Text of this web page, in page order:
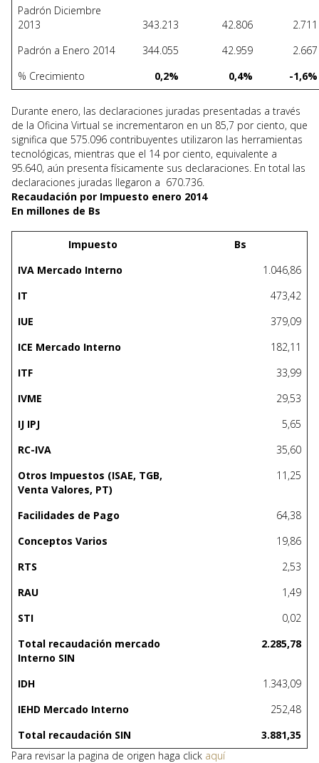
Padrón Diciembre
2013
343.213 42.806
2.711
Padrón a Enero 2014
344.055 42.959
2.667
% Crecimiento
0,2% 0,4% -1,6%
Durante enero, las declaraciones juradas presentadas a través
de la Oficina Virtual se incrementaron en un 85,7 por ciento, que
significa que 575.096 contribuyentes utilizaron las herramientas
tecnológicas, mientras que el 14 por ciento, equivalente a
95.640, aún presenta físicamente sus declaraciones. En total las
declaraciones juradas llegaron a 670.736.
Recaudación por Impuesto enero 2014
En millones de Bs
Impuesto
Bs
IVA Mercado Interno
1.046,86
IT
473,42
IUE
379,09
ICE Mercado Interno
182,11
ITF
33,99
IVME
29,53
IJ IPJ
5,65
RC-IVA
35,60
Otros Impuestos (ISAE, TGB,
Venta Valores, PT)
11,25
Facilidades de Pago
64,38
Conceptos Varios
19,86
RTS
2,53
RAU
1,49
STI
0,02
Total recaudación mercado
Interno SIN
2.285,78
IDH
1.343,09
IEHD Mercado Interno
252,48
Total recaudación SIN
3.881,35
Para revisar la pagina de origen haga click aquí